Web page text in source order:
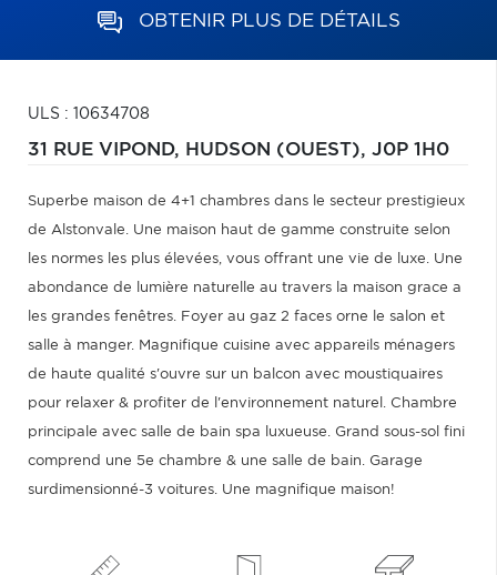
OBTENIR PLUS DE DÉTAILS
ULS : 10634708
31 RUE VIPOND, HUDSON (OUEST), J0P 1H0
Superbe maison de 4+1 chambres dans le secteur prestigieux
de Alstonvale. Une maison haut de gamme construite selon
les normes les plus élevées, vous offrant une vie de luxe. Une
abondance de lumière naturelle au travers la maison grace a
les grandes fenêtres. Foyer au gaz 2 faces orne le salon et
salle à manger. Magnifique cuisine avec appareils ménagers
de haute qualité s'ouvre sur un balcon avec moustiquaires
pour relaxer & profiter de l'environnement naturel. Chambre
principale avec salle de bain spa luxueuse. Grand sous-sol fini
comprend une 5e chambre & une salle de bain. Garage
surdimensionné-3 voitures. Une magnifique maison!